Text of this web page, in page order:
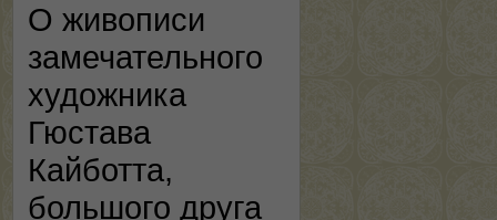
О живописи
замечательного
художника
Гюстава
Кайботта,
большого друга